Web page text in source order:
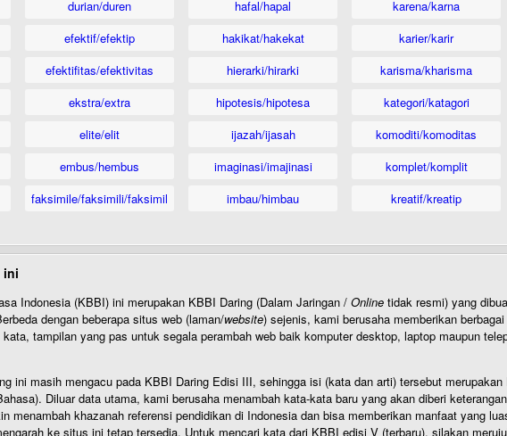
durian/duren
efektif/efektip
efektifitas/efektivitas
ekstra/extra
elite/elit
embus/hembus
faksimile/faksimili/faksimil
hafal/hapal
hakikat/hakekat
hierarki/hirarki
hipotesis/hipotesa
ijazah/ijasah
imaginasi/imajinasi
imbau/himbau
karena/karna
karier/karir
karisma/kharisma
kategori/katagori
komoditi/komoditas
komplet/komplit
kreatif/kreatip
ini
Indonesia (KBBI) ini merupakan KBBI Daring (Dalam Jaringan / Online tidak resmi) yang
dengan beberapa situs web (laman/website) sejenis, kami berusaha memberikan
tampilan yang pas untuk segala perambah web baik komputer desktop, laptop maupun
ini masih mengacu pada KBBI Daring Edisi III, sehingga isi (kata dan arti) tersebut
Diluar data utama, kami berusaha menambah kata-kata baru yang akan diberi
menambah khazanah referensi pendidikan di Indonesia dan bisa memberikan manfaat yang
ke situs ini tetap tersedia. Untuk mencari kata dari KBBI edisi V (terbaru), silakan